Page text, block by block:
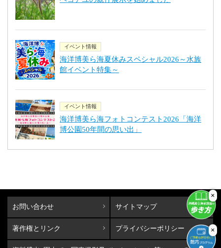
イベント情報
海洋博美ら海夏休みスペシャル2026～水族
館イベント特集～
イベント情報
海洋博美ら海フォトコンテスト2026「海洋
博公園50年間の思い出」
×
×
お問い合わせ サイトマップ
著作権とリンク プライバシーポリシー